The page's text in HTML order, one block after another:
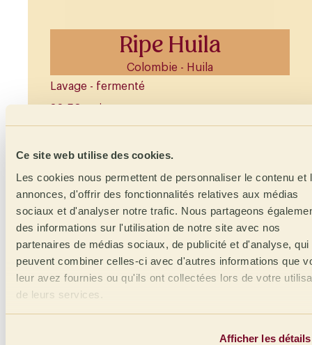
Ce site web utilise des cookies.
Les cookies nous permettent de personnaliser le contenu et
annonces, d'offrir des fonctionnalités relatives aux médias
sociaux et d'analyser notre trafic. Nous partageons
des informations sur l'utilisation de notre site avec nos
partenaires de médias sociaux, de publicité et d'analyse, qui
peuvent combiner celles-ci avec d'autres informations que
leur avez fournies ou qu'ils ont collectées lors de votre
de leurs services.
Afficher les détails
Ripe Huila
Colombie - Huila
Lavage - fermenté
Floral
1 800 m.s.n.m
Lire la suite
En entrepôt- Espagne